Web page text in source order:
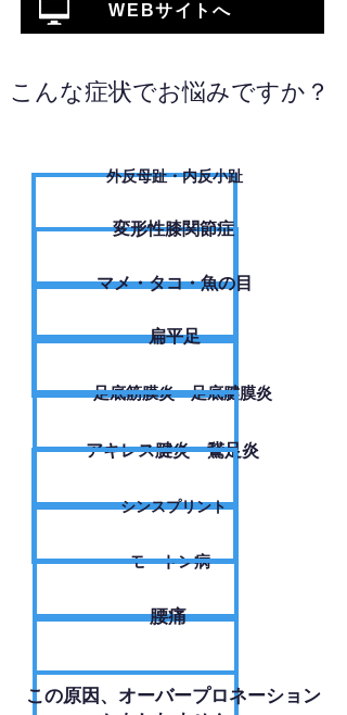
WEBサイトへ
こんな症状でお悩みですか？
外反母趾・内反小趾
変形性膝関節症
​マメ・タコ・魚の目
扁平足
足底筋膜炎・足底腱膜炎
アキレス腱炎・鵞足炎
シンスプリント
モートン病
腰痛
​この原因、オーバープロネーション